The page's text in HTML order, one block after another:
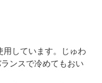
しています。じゅわ
ンスで冷めてもおい